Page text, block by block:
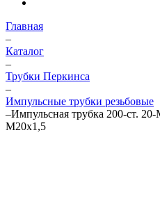
Главная
–
Каталог
–
Трубки Перкинса
–
Импульсные трубки резьбовые
–Импульсная трубка 200-ст.
М20х1,5